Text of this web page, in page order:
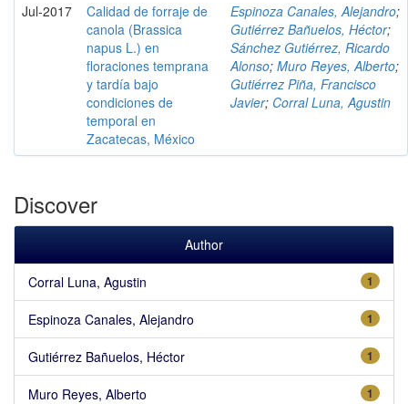
Jul-2017
Calidad de forraje de
canola (Brassica
napus L.) en
floraciones temprana
y tardía bajo
condiciones de
temporal en
Zacatecas, México
Espinoza Canales, Alejandro;
Gutiérrez Bañuelos, Héctor;
Sánchez Gutiérrez, Ricardo
Alonso; Muro Reyes, Alberto;
Gutiérrez Piña, Francisco
Javier; Corral Luna, Agustin
Discover
Author
1
Corral Luna, Agustin
1
Espinoza Canales, Alejandro
1
Gutiérrez Bañuelos, Héctor
1
Muro Reyes, Alberto